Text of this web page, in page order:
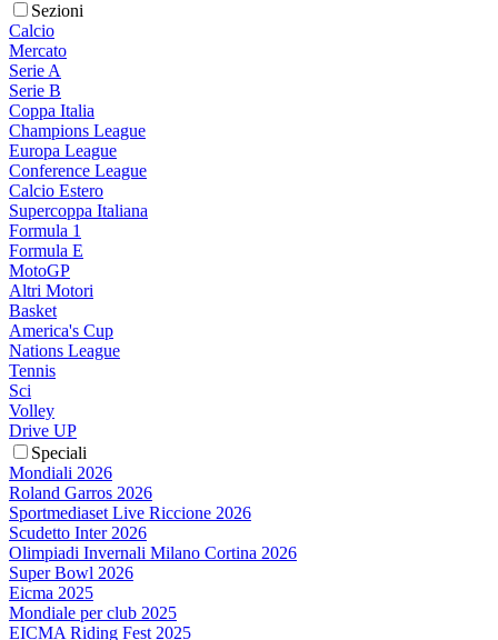
Sezioni
Calcio
Mercato
Serie A
Serie B
Coppa Italia
Champions League
Europa League
Conference League
Calcio Estero
Supercoppa Italiana
Formula 1
Formula E
MotoGP
Altri Motori
Basket
America's Cup
Nations League
Tennis
Sci
Volley
Drive UP
Speciali
Mondiali 2026
Roland Garros 2026
Sportmediaset Live Riccione 2026
Scudetto Inter 2026
Olimpiadi Invernali Milano Cortina 2026
Super Bowl 2026
Eicma 2025
Mondiale per club 2025
EICMA Riding Fest 2025